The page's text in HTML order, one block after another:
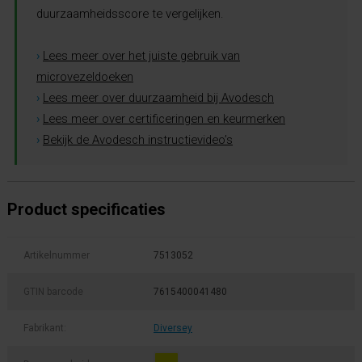
duurzaamheidsscore te vergelijken.
› Lees meer over het juiste gebruik van
microvezeldoeken
› Lees meer over duurzaamheid bij Avodesch
› Lees meer over certificeringen en keurmerken
› Bekijk de Avodesch instructievideo’s
Product specificaties
Artikelnummer 7513052
GTIN barcode 7615400041480
Fabrikant: Diversey